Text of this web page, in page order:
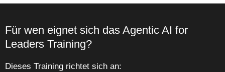
Für wen eignet sich das Agentic AI for
Leaders Training?
Dieses Training richtet sich an: